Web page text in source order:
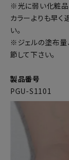
※光に弱い化粧品
カラーよりも早く
い。
※ジェルの塗布量
節して下さい。
製品番号
PGU-S1101